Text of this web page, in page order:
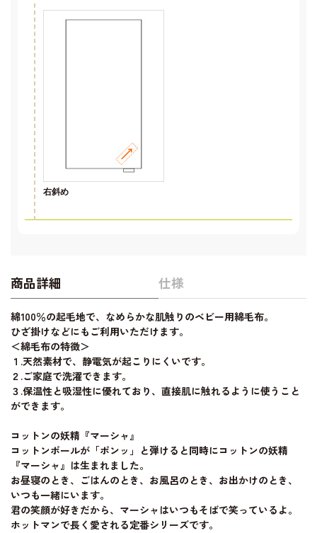
右斜め
商品詳細 仕様
綿100％の起毛地で、なめらかな肌触りのベビー用綿毛布。
ひざ掛けなどにもご利用いただけます。
＜綿毛布の特徴＞
１.天然素材で、静電気が起こりにくいです。
２.ご家庭で洗濯できます。
３.保温性と吸湿性に優れており、直接肌に触れるように使うこと
ができます。
コットンの妖精『マーシャ』
コットンボールが「ポンッ」と弾けると同時にコットンの妖精
『マーシャ』は生まれました。
お昼寝のとき、ごはんのとき、お風呂のとき、お出かけのとき、
いつも一緒にいます。
君の笑顔が好きだから、マーシャはいつもそばで笑っているよ。
ホットマンで長く愛される定番シリーズです。